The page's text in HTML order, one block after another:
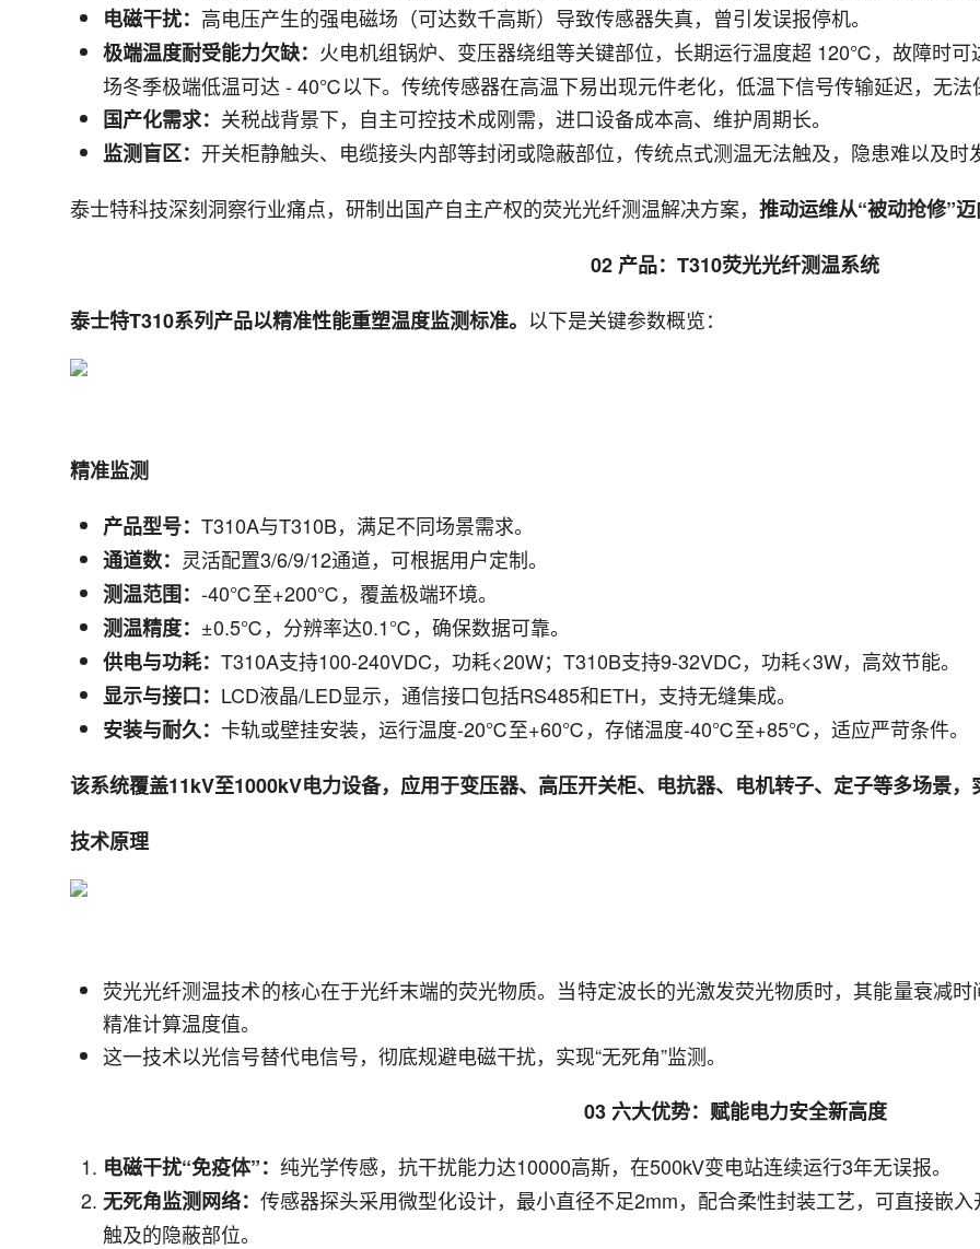
电磁干扰： 高电压产生的强电磁场（可达数千高斯）导致传感器失真，曾引发误报停机。
极端温度耐受能力欠缺： 火电机组锅炉、变压器绕组等关键部位，长期运行温度超 120℃，故障时
场冬季极端低温可达 - 40℃以下。传统传感器在高温下易出现元件老化，低温下信号传输延迟，无法
国产化需求： 关税战背景下，自主可控技术成刚需，进口设备成本高、维护周期长。
监测盲区： 开关柜静触头、电缆接头内部等封闭或隐蔽部位，传统点式测温无法触及，隐患难以及时
泰士特科技深刻洞察行业痛点，研制出国产自主产权的荧光光纤测温解决方案， 推动运维从“被动抢修”迈
02 产品：T310荧光光纤测温系统
泰士特T310系列产品以精准性能重塑温度监测标准。 以下是关键参数概览：
精准监测
产品型号： T310A与T310B，满足不同场景需求。
通道数： 灵活配置3/6/9/12通道，可根据用户定制。
测温范围： -40℃至+200℃，覆盖极端环境。
测温精度： ±0.5℃，分辨率达0.1℃，确保数据可靠。
供电与功耗： T310A支持100-240VDC，功耗<20W；T310B支持9-32VDC，功耗<3W，高效节能。
显示与接口： LCD液晶/LED显示，通信接口包括RS485和ETH，支持无缝集成。
安装与耐久： 卡轨或壁挂安装，运行温度-20℃至+60℃，存储温度-40℃至+85℃，适应严苛条件。
该系统覆盖11kV至1000kV电力设备，应用于变压器、高压开关柜、电抗器、电机转子、定子等多场景，
技术原理
荧光光纤测温技术的核心在于光纤末端的荧光物质。当特定波长的光激发荧光物质时，其能量衰减
精准计算温度值。
这一技术以光信号替代电信号，彻底规避电磁干扰，实现“无死角”监测。
03 六大优势：赋能电力安全新高度
电磁干扰“免疫体”： 纯光学传感，抗干扰能力达10000高斯，在500kV变电站连续运行3年无误报。
无死角监测网络： 传感器探头采用微型化设计，最小直径不足2mm，配合柔性封装工艺，可直接嵌
触及的隐蔽部位。